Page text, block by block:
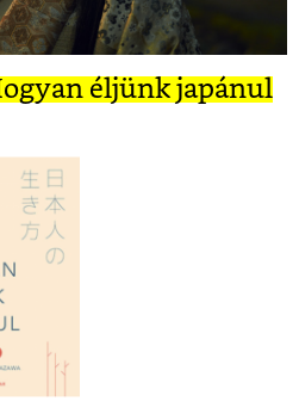
éljünk japánul